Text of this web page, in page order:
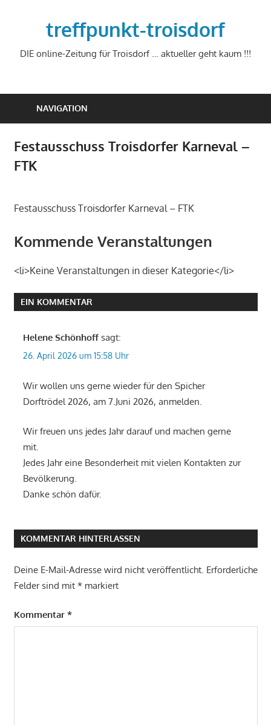
treffpunkt-troisdorf
DIE online-Zeitung für Troisdorf … aktueller geht kaum !!!
NAVIGATION
Festausschuss Troisdorfer Karneval –
FTK
Festausschuss Troisdorfer Karneval – FTK
Kommende Veranstaltungen
<li>Keine Veranstaltungen in dieser Kategorie</li>
EIN KOMMENTAR
Helene Schönhoff sagt:
26. April 2026 um 15:58 Uhr
Wir wollen uns gerne wieder für den Spicher
Dorftrödel 2026, am 7.Juni 2026, anmelden.
Wir freuen uns jedes Jahr darauf und machen gerne
mit.
Jedes Jahr eine Besonderheit mit vielen Kontakten zur
Bevölkerung.
Danke schön dafür.
KOMMENTAR HINTERLASSEN
Deine E-Mail-Adresse wird nicht veröffentlicht. Erforderliche
Felder sind mit *markiert
Kommentar *